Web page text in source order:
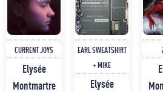
CURRENT JOYS
Elysée
Montmartre
EARL SWEATSHIRT
+ MIKE
Elysée